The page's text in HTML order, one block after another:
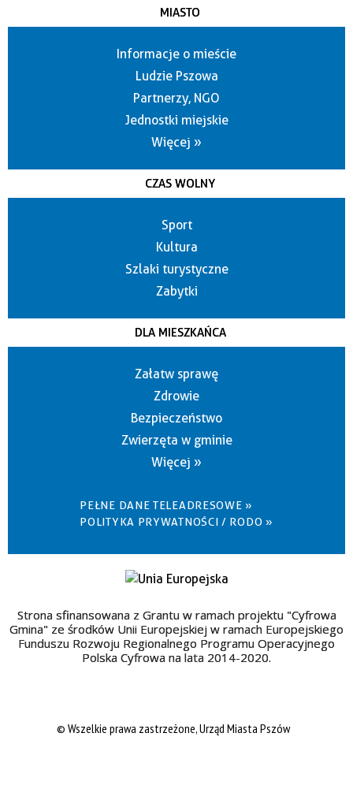
MIASTO
Informacje o mieście
Ludzie Pszowa
Partnerzy, NGO
Jednostki miejskie
Więcej »
CZAS WOLNY
Sport
Kultura
Szlaki turystyczne
Zabytki
DLA MIESZKAŃCA
Załatw sprawę
Zdrowie
Bezpieczeństwo
Zwierzęta w gminie
Więcej »
PEŁNE DANE TELEADRESOWE »
POLITYKA PRYWATNOŚCI / RODO »
Strona sfinansowana z Grantu w ramach projektu "Cyfrowa
Gmina" ze środków Unii Europejskiej w ramach Europejskiego
Funduszu Rozwoju Regionalnego Programu Operacyjnego
Polska Cyfrowa na lata 2014-2020.
© Wszelkie prawa zastrzeżone, Urząd Miasta Pszów